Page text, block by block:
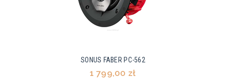
SONUS FABER PC-562
1 799,00 zł